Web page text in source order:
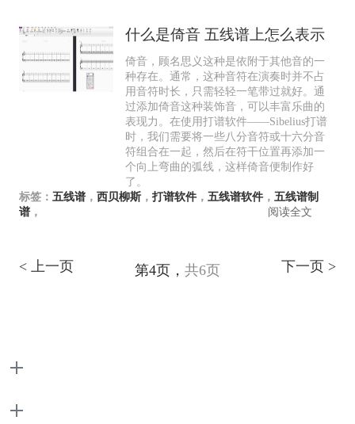
什么是倚音 五线谱上怎么表示
倚音，顾名思义这种是依附于其他音的一
种存在。通常，这种音符在演奏时并不占
用音符时长，只需轻轻一笔带过就好。通
过添加倚音这种装饰音，可以丰富乐曲的
表现力。在使用打谱软件——Sibelius打谱
时，我们需要将一些八分音符或十六分音
符组合在一起，然后在符干位置再添加一
个向上弯曲的弧线，这样倚音便制作好
了。
标签： 五线谱， 西贝柳斯， 打谱软件， 五线谱软件， 五线谱制
谱， 阅读全文
< 上一页 第4页， 共6页 下一页 >